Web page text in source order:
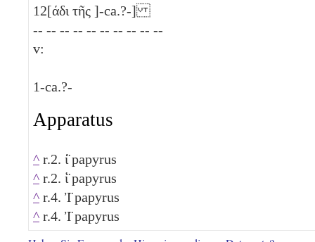
12[άδι τῆς ]-ca.?-]
-- -- -- -- -- -- -- -- -- --
v:
1-ca.?-
Apparatus
^ r.2. ί̈ papyrus
^ r.2. ἱ̈ papyrus
^ r.4. Ἰ̈ papyrus
^ r.4. Ἰ̈ papyrus